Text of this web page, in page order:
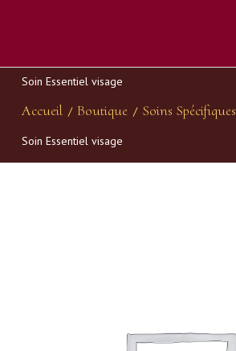
Soin Essentiel visage
Accueil / Boutique / Soins Spécifiques
Soin Essentiel visage